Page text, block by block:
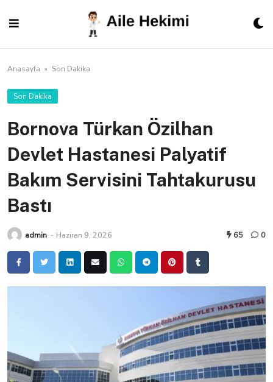
content
Anasayfa » Son Dakika
Son Dakika
Bornova Türkan Özilhan
Devlet Hastanesi Palyatif
Bakım Servisini Tahtakurusu
Bastı
admin - Haziran 9, 2026 65 0